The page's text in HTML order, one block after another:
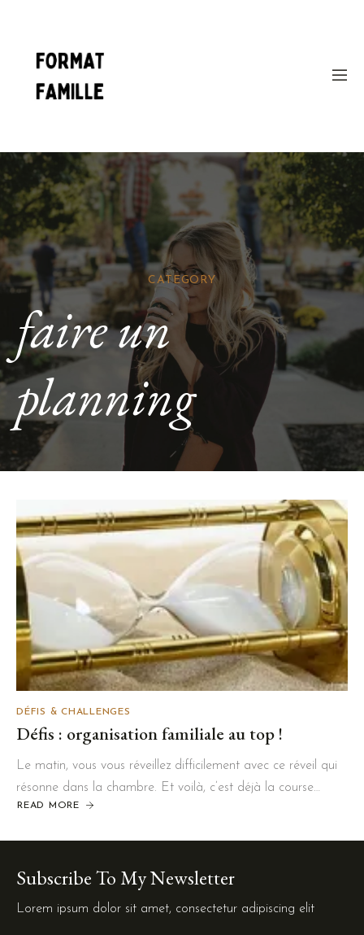
CATEGORY
faire un
planning
DÉFIS & CHALLENGES
Défis : organisation familiale au top !
Le matin, vous vous réveillez difficilement avec ce réveil qui
résonne dans la chambre. Et voilà, c’est déjà la course…
READ MORE
Subscribe To My Newsletter
Lorem ipsum dolor sit amet, consectetur adipiscing elit